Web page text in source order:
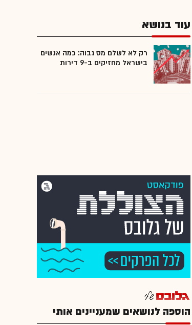
עוד בנושא
רק לא לשלם מס גבוה: כמה אנשים
בישראל מחזיקים ב-9 דירות
הוספה לנושאים שמעניינים אותי